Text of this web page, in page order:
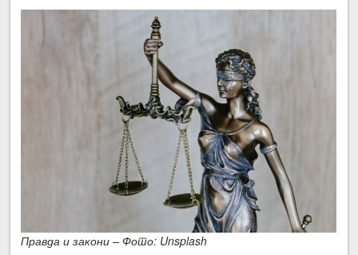
Правда и закони – Фото: Unsplash